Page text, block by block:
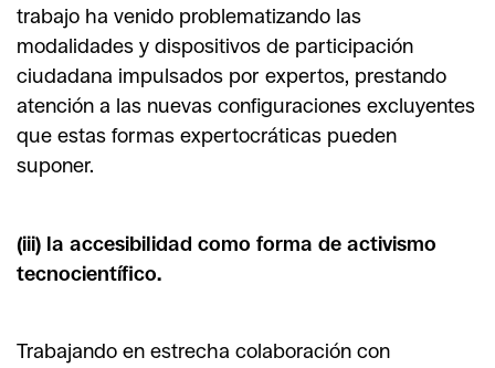
trabajo ha venido problematizando las
modalidades y dispositivos de participación
ciudadana impulsados por expertos, prestando
atención a las nuevas configuraciones excluyentes
que estas formas expertocráticas pueden
suponer.
(iii) la accesibilidad como forma de activismo
tecnocientífico.
Trabajando en estrecha colaboración con